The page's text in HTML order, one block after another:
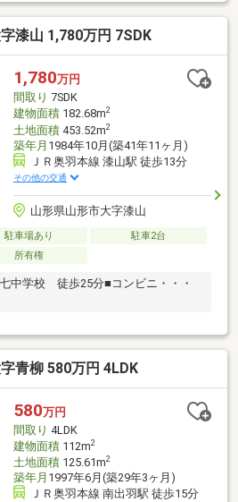
漆山 1,780万円 7SDK
1,780万円
間取り 7SDK
建物面積182.68m2
土地面積453.52m2
築年月 1984年10月(築41年11ヶ月)
ＪＲ奥羽本線 漆山駅 徒歩13分
その他の交通
山形県山形市大字漆山
駐車場あり
駐車2台
所有権
中学校 徒歩25分■コンビニ・・・
青柳 580万円 4LDK
580万円
間取り 4LDK
建物面積112m2
土地面積125.61m2
築年月 1997年6月(築29年3ヶ月)
ＪＲ奥羽本線 南出羽駅 徒歩15分